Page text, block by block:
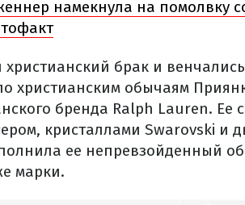
намекнула на помолвку
брак и
христианским обычаям
бренда Ralph Lauren. Ее
кристаллами Swarovski и
ее непревзойденный
марки.